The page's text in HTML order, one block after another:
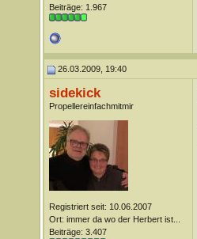
Beiträge: 1.967
26.03.2009, 19:40
sidekick
Propellereinfachmitmir
Registriert seit: 10.06.2007
Ort: immer da wo der Herbert ist...
Beiträge: 3.407